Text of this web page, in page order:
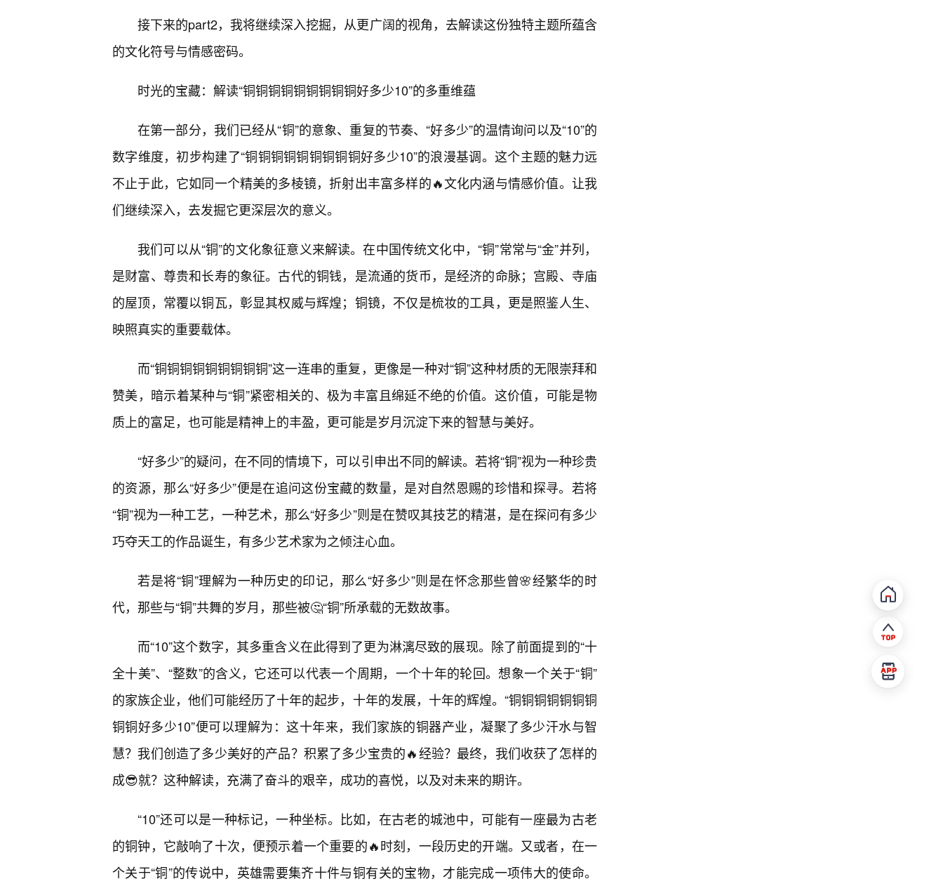
接下来的part2，我将继续深入挖掘，从更广阔的视角，去解读这份独特主题所蕴含
的文化符号与情感密码。
时光的宝藏：解读“铜铜铜铜铜铜铜铜铜好多少10”的多重维蕴
在第一部分，我们已经从“铜”的意象、重复的节奏、“好多少”的温情询问以及“10”的
数字维度，初步构建了“铜铜铜铜铜铜铜铜铜好多少10”的浪漫基调。这个主题的魅力远
不止于此，它如同一个精美的多棱镜，折射出丰富多样的🔥文化内涵与情感价值。让我
们继续深入，去发掘它更深层次的意义。
我们可以从“铜”的文化象征意义来解读。在中国传统文化中，“铜”常常与“金”并列，
是财富、尊贵和长寿的象征。古代的铜钱，是流通的货币，是经济的命脉；宫殿、寺庙
的屋顶，常覆以铜瓦，彰显其权威与辉煌；铜镜，不仅是梳妆的工具，更是照鉴人生、
映照真实的重要载体。
而“铜铜铜铜铜铜铜铜铜”这一连串的重复，更像是一种对“铜”这种材质的无限崇拜和
赞美，暗示着某种与“铜”紧密相关的、极为丰富且绵延不绝的价值。这价值，可能是物
质上的富足，也可能是精神上的丰盈，更可能是岁月沉淀下来的智慧与美好。
“好多少”的疑问，在不同的情境下，可以引申出不同的解读。若将“铜”视为一种珍贵
的资源，那么“好多少”便是在追问这份宝藏的数量，是对自然恩赐的珍惜和探寻。若将
“铜”视为一种工艺，一种艺术，那么“好多少”则是在赞叹其技艺的精湛，是在探问有多少
巧夺天工的作品诞生，有多少艺术家为之倾注心血。
若是将“铜”理解为一种历史的印记，那么“好多少”则是在怀念那些曾🌸经繁华的时
代，那些与“铜”共舞的岁月，那些被🤔“铜”所承载的无数故事。
而“10”这个数字，其多重含义在此得到了更为淋漓尽致的展现。除了前面提到的“十
全十美”、“整数”的含义，它还可以代表一个周期，一个十年的轮回。想象一个关于“铜”
的家族企业，他们可能经历了十年的起步，十年的发展，十年的辉煌。“铜铜铜铜铜铜铜
铜铜好多少10”便可以理解为：这十年来，我们家族的铜器产业，凝聚了多少汗水与智
慧？我们创造了多少美好的产品？积累了多少宝贵的🔥经验？最终，我们收获了怎样的
成😎就？这种解读，充满了奋斗的艰辛，成功的喜悦，以及对未来的期许。
“10”还可以是一种标记，一种坐标。比如，在古老的城池中，可能有一座最为古老
的铜钟，它敲响了十次，便预示着一个重要的🔥时刻，一段历史的开端。又或者，在一
个关于“铜”的传说中，英雄需要集齐十件与铜有关的宝物，才能完成一项伟大的使命。